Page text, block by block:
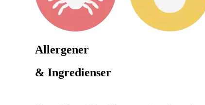
Allergener
& Ingredienser